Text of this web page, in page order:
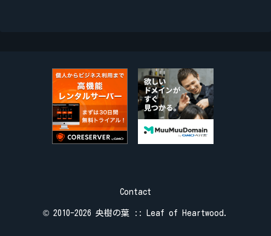
Contact
© 2010-2026 央樹の葉 :: Leaf of Heartwood.